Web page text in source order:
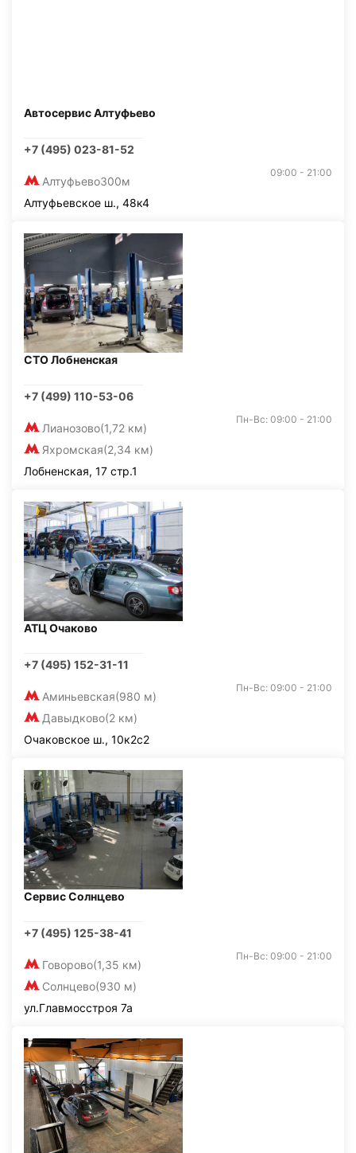
Автосервис Алтуфьево
+7 (495) 023-81-52
Алтуфьево300м
09:00 - 21:00
Алтуфьевское ш., 48к4
СТО Лобненская
+7 (499) 110-53-06
Лианозово(1,72 км)
Яхромская(2,34 км)
Пн-Вс: 09:00 - 21:00
Лобненская, 17 стр.1
АТЦ Очаково
+7 (495) 152-31-11
Аминьевская(980 м)
Давыдково(2 км)
Пн-Вс: 09:00 - 21:00
Очаковское ш., 10к2с2
Сервис Солнцево
+7 (495) 125-38-41
Говорово(1,35 км)
Солнцево(930 м)
Пн-Вс: 09:00 - 21:00
ул.Главмосстроя 7а